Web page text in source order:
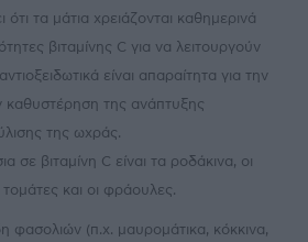
ότι τα μάτια χρειάζονται καθημερινά
βιταμίνης C για να λειτουργούν
είναι απαραίτητα για την
της ανάπτυξης
της ωχράς.
σε βιταμίνη C είναι τα ροδάκινα, οι
τομάτες και οι φράουλες.
φασολιών (π.χ. μαυρομάτικα, κόκκινα,